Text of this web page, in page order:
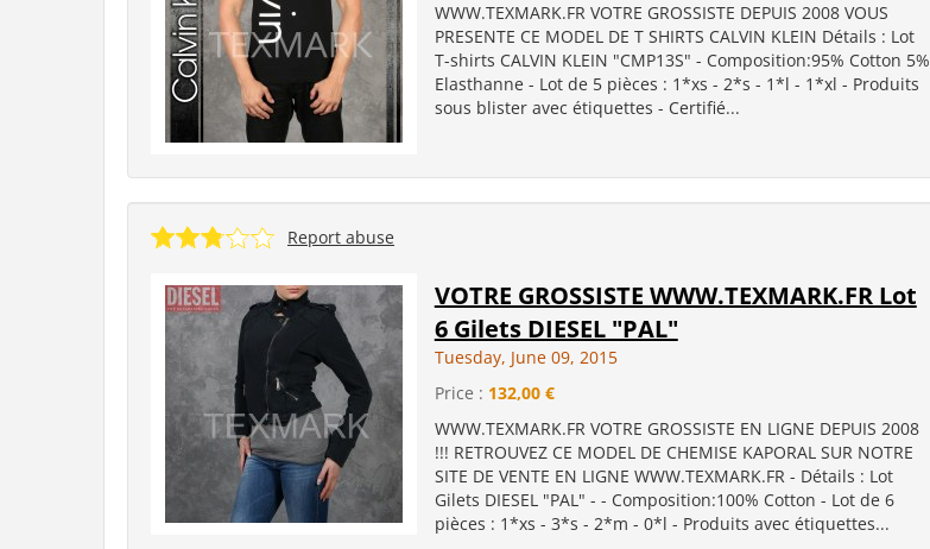
WWW.TEXMARK.FR VOTRE GROSSISTE DEPUIS 2008 VOUS
PRESENTE CE MODEL DE T SHIRTS CALVIN KLEIN Détails : Lot
T-shirts CALVIN KLEIN "CMP13S" - Composition:95% Cotton 5%
Elasthanne - Lot de 5 pièces : 1*xs - 2*s - 1*l - 1*xl - Produits
sous blister avec étiquettes - Certifié...
Report abuse
VOTRE GROSSISTE WWW.TEXMARK.FR Lot
6 Gilets DIESEL "PAL"
Tuesday, June 09, 2015
Price : 132,00 €
WWW.TEXMARK.FR VOTRE GROSSISTE EN LIGNE DEPUIS 2008
!!! RETROUVEZ CE MODEL DE CHEMISE KAPORAL SUR NOTRE
SITE DE VENTE EN LIGNE WWW.TEXMARK.FR - Détails : Lot
Gilets DIESEL "PAL" - - Composition:100% Cotton - Lot de 6
pièces : 1*xs - 3*s - 2*m - 0*l - Produits avec étiquettes...